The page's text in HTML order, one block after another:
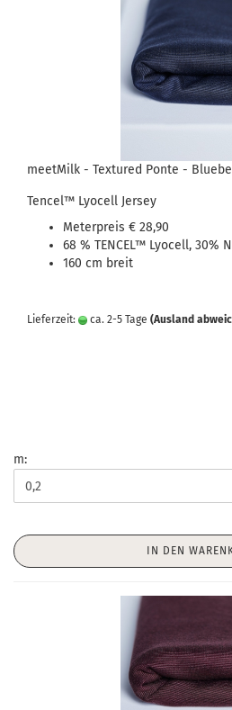
meetMilk - Textured Ponte -
Tencel™ Lyocell Jersey
Meterpreis € 28,90
68 % TENCEL™ Lyocell, 30%
160 cm breit
Lieferzeit: ca. 2-5 Tage (Ausland
m:
IN DEN